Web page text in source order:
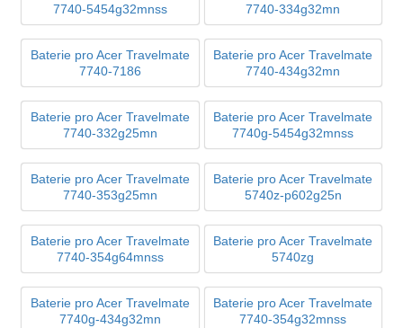
7740-5454g32mnss
7740-334g32mn
Baterie pro Acer Travelmate
7740-7186
Baterie pro Acer Travelmate
7740-434g32mn
Baterie pro Acer Travelmate
7740-332g25mn
Baterie pro Acer Travelmate
7740g-5454g32mnss
Baterie pro Acer Travelmate
7740-353g25mn
Baterie pro Acer Travelmate
5740z-p602g25n
Baterie pro Acer Travelmate
7740-354g64mnss
Baterie pro Acer Travelmate
5740zg
Baterie pro Acer Travelmate
7740g-434g32mn
Baterie pro Acer Travelmate
7740-354g32mnss